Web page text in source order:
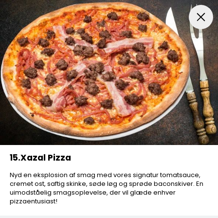
FROKOSTTILBUD Pizza Aften Indbagt Pizza
15.Xazal Pizza
Nyd en eksplosion af smag med vores signatur tomatsauce,
cremet ost, saftig skinke, søde løg og sprøde baconskiver. En
uimodståelig smagsoplevelse, der vil glæde enhver
pizzaentusiast!